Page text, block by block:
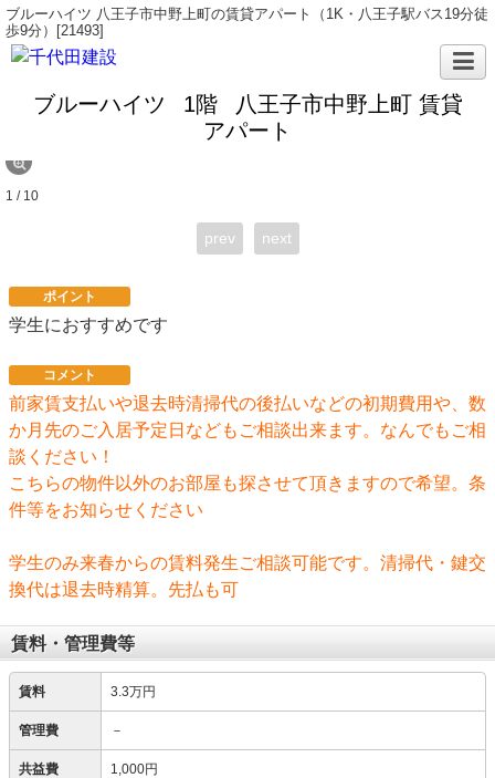
ブルーハイツ 八王子市中野上町の賃貸アパート（1K・八王子駅バス19分徒
歩9分）[21493]
ブルーハイツ 1階
八王子市中野上町 賃貸
アパート
1 / 10
prev next
ポイント
学生におすすめです
コメント
前家賃支払いや退去時清掃代の後払いなどの初期費用や、数
か月先のご入居予定日などもご相談出来ます。なんでもご相
談ください！
こちらの物件以外のお部屋も探させて頂きますので希望。条
件等をお知らせください
学生のみ来春からの賃料発生ご相談可能です。清掃代・鍵交
換代は退去時精算。先払も可
賃料・管理費等
賃料 3.3万円
管理費 －
共益費 1,000円